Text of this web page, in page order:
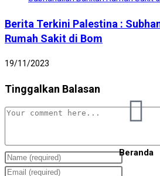
Berita Terkini Palestina :
Rumah Sakit di Bom
19/11/2023
Tinggalkan Balasan
Beranda